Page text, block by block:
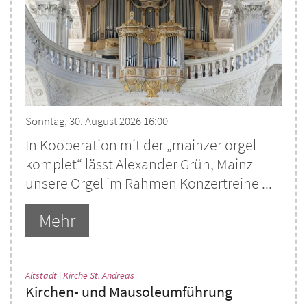
Sonntag, 30. August 2026 16:00
In Kooperation mit der „mainzer orgel
komplet“ lässt Alexander Grün, Mainz
unsere Orgel im Rahmen Konzertreihe ...
Mehr
Altstadt | Kirche St. Andreas
Kirchen- und Mausoleumführung